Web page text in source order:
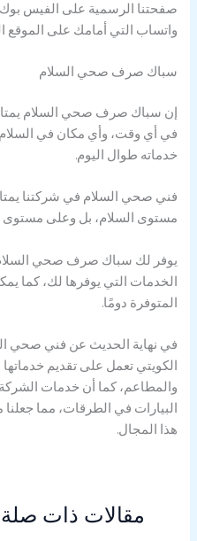
صفحتنا الرسمية على الفيس
واتساب التي أمامك على الموقع
سباك صرف صحي السلام
إن سباك صرف صحي السلام يمتاز
في أي وقت، وأي مكان في السلام
خدماته طوال اليوم.
فني صحي السلام في شركتنا
مستوى السلام، بل وعلى مستوى
يوفر لك سباك صرف صحي
الخدمات التي يوفرها لك، كما
المتوفرة دومًا.
في نهاية الحديث عن فني صحي
الكويتي تعمل على تقديم
والمطاعم، كما أن خدمات
البيارات في الطرقات، مما
هذا المجال.
مقالات ذات صلة